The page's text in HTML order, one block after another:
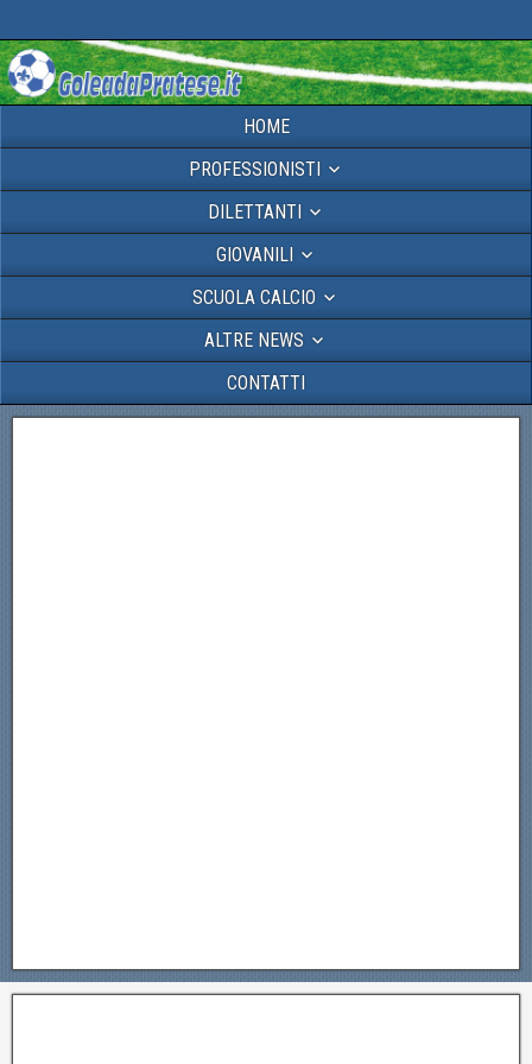
HOME
PROFESSIONISTI
DILETTANTI
GIOVANILI
SCUOLA CALCIO
ALTRE NEWS
CONTATTI